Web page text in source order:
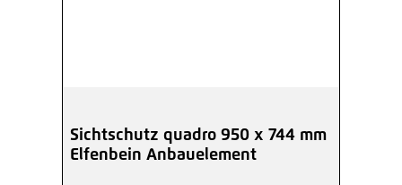
Sichtschutz quadro 950 x 744 mm
Elfenbein Anbauelement